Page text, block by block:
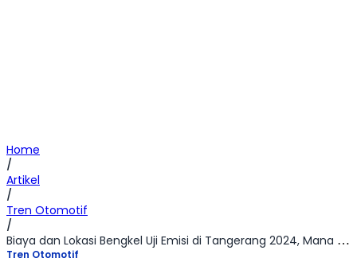
Home
/
Artikel
/
Tren Otomotif
/
Biaya dan Lokasi Bengkel Uji Emisi di Tangerang 2024, Mana Yang Terdekat?
Tren Otomotif